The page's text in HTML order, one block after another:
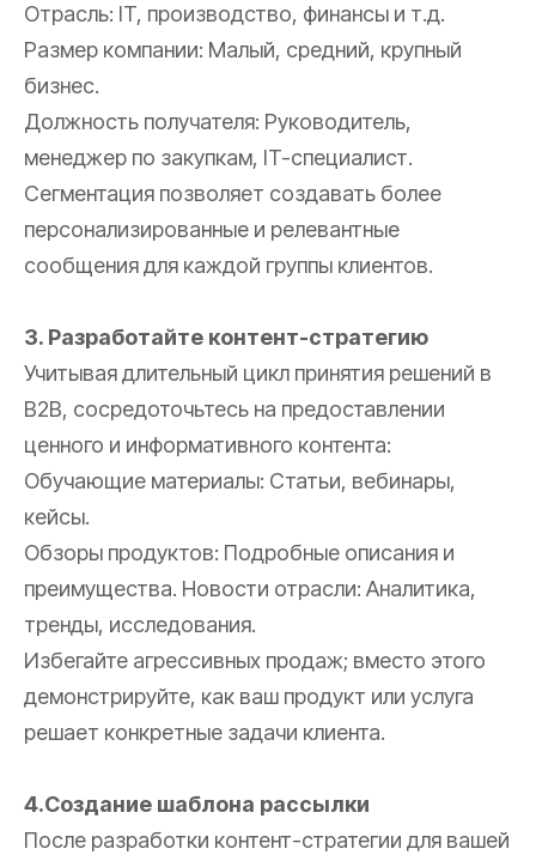
Отрасль: IT, производство, финансы и т.д.
Размер компании: Малый, средний, крупный
бизнес.
Должность получателя: Руководитель,
менеджер по закупкам, IT-специалист.
Сегментация позволяет создавать более
персонализированные и релевантные
сообщения для каждой группы клиентов.
3. Разработайте контент-стратегию
Учитывая длительный цикл принятия решений в
B2B, сосредоточьтесь на предоставлении
ценного и информативного контента:
Обучающие материалы: Статьи, вебинары,
кейсы.
Обзоры продуктов: Подробные описания и
преимущества. Новости отрасли: Аналитика,
тренды, исследования.
Избегайте агрессивных продаж; вместо этого
демонстрируйте, как ваш продукт или услуга
решает конкретные задачи клиента.
4.Создание шаблона рассылки
После разработки контент-стратегии для вашей